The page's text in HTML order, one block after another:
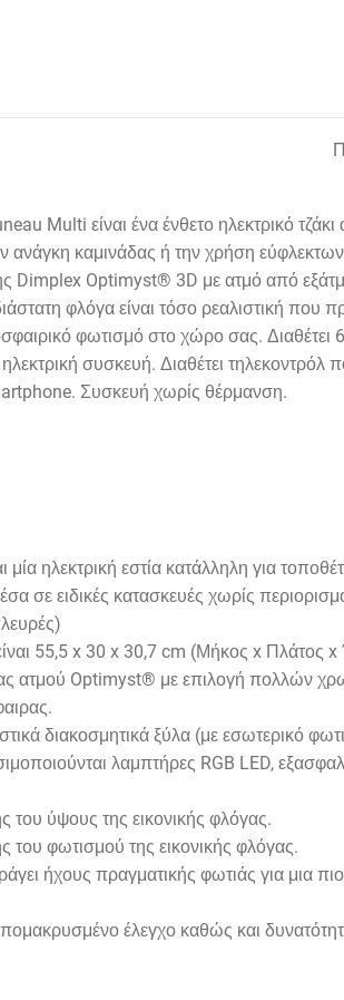
Multi είναι ένα ένθετο ηλεκτρικό
καμινάδας ή την χρήση
Dimplex Optimyst® 3D με ατμό από
φλόγα είναι τόσο ρεαλιστική που
φωτισμό στο χώρο σας.
συσκευή. Διαθέτει τηλεκοντρόλ
Συσκευή χωρίς θέρμανση.
ηλεκτρική εστία κατάλληλη για
σε ειδικές κατασκευές χωρίς
55,5 x 30 x 30,7 cm (Μήκος x Πλάτος x
ατμού Optimyst® με επιλογή πολλών
διακοσμητικά ξύλα (με εσωτερικό
λαμπτήρες RGB LED,
του ύψους της εικονικής φλόγας.
του φωτισμού της εικονικής φλόγας.
ήχους πραγματικής φωτιάς για μια
απομακρυσμένο έλεγχο καθώς και